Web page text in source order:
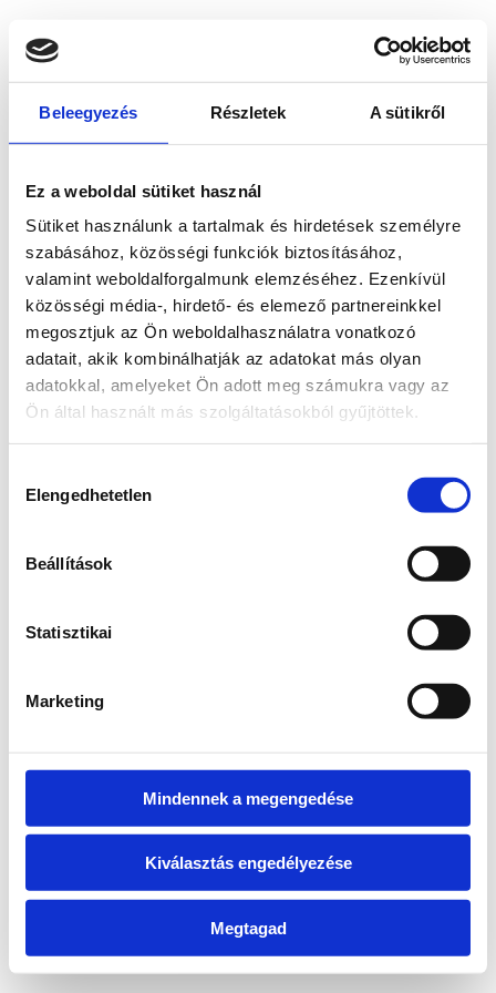
Beleegyezés Részletek A sütikről
Ez a weboldal sütiket használ
Sütiket használunk a tartalmak és hirdetések személyre
szabásához, közösségi funkciók biztosításához,
valamint weboldalforgalmunk elemzéséhez. Ezenkívül
közösségi média-, hirdető- és elemező partnereinkkel
megosztjuk az Ön weboldalhasználatra vonatkozó
adatait, akik kombinálhatják az adatokat más olyan
adatokkal, amelyeket Ön adott meg számukra vagy az
Ön által használt más szolgáltatásokból gyűjtöttek.
kiválasztása
Elengedhetetlen
Beállítások
Statisztikai
Marketing
Mindennek a megengedése
Kiválasztás engedélyezése
Megtagad
loadingwww.bicapp.hu
(see the browser console for more